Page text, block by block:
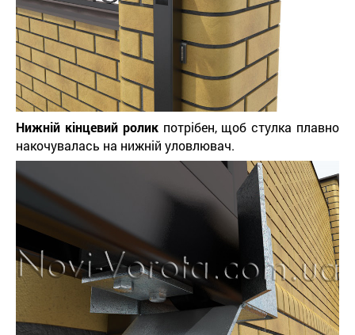
Нижній кінцевий роликпотрібен, щоб стулка плавно
накочувалась на нижній уловлювач.